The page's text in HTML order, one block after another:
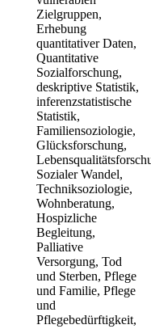
Zielgruppen,
Erhebung
quantitativer Daten,
Quantitative
Sozialforschung,
deskriptive Statistik,
inferenzstatistische
Statistik,
Familiensoziologie,
Glücksforschung,
Sozialer Wandel,
Techniksoziologie,
Wohnberatung,
Hospizliche
Begleitung,
Palliative
Versorgung, Tod
und Sterben, Pflege
und Familie, Pflege
und
Pflegebedürftigkeit,